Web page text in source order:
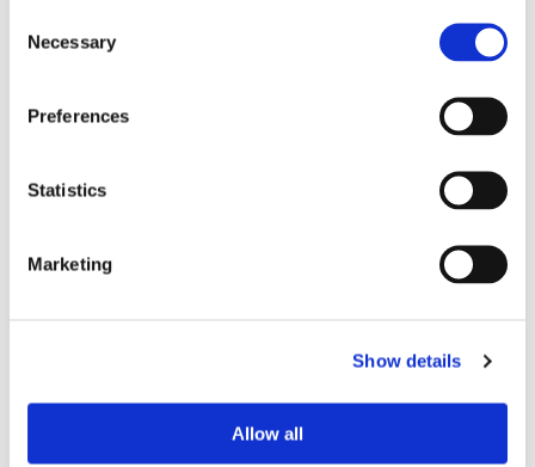
Selection
Necessary
Preferences
Statistics
Marketing
Show details
Allow all
Bildextra: Dubbeldop av